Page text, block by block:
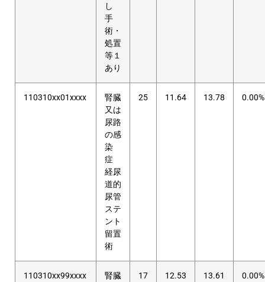
し
手
術・
処置
等１
あり
110310xx01xxxx
腎臓
又は
尿路
の感
染
症
経尿
道的
尿管
ステ
ント
留置
術
25 11.64 13.78 0.00%
110310xx99xxxx
腎臓
17 12.53 13.61 0.00%